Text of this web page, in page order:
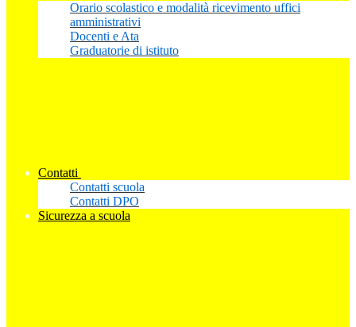
Orario scolastico e modalità ricevimento uffici
amministrativi
Docenti e Ata
Graduatorie di istituto
Contatti
Contatti scuola
Contatti DPO
Sicurezza a scuola